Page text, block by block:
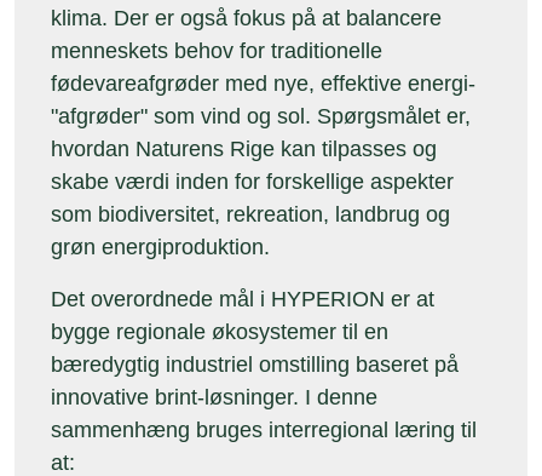
klima. Der er også fokus på at balancere
menneskets behov for traditionelle
fødevareafgrøder med nye, effektive energi-
"afgrøder" som vind og sol. Spørgsmålet er,
hvordan Naturens Rige kan tilpasses og
skabe værdi inden for forskellige aspekter
som biodiversitet, rekreation, landbrug og
grøn energiproduktion.
Det overordnede mål i HYPERION er at
bygge regionale økosystemer til en
bæredygtig industriel omstilling baseret på
innovative brint-løsninger. I denne
sammenhæng bruges interregional læring til
at: